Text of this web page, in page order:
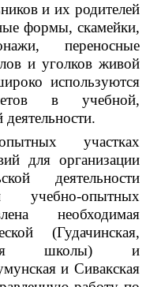
и их родителей
формы, скамейки,
переносные
и уголков живой
используются
в учебной,
участках
для организации
деятельности
учебно-опытных
необходимая
(Гудачинская,
школы) и
и Сивакская